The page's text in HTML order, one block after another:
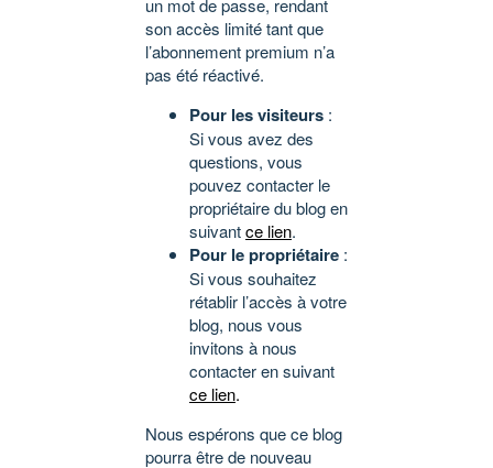
un mot de passe, rendant
son accès limité tant que
l’abonnement premium n’a
pas été réactivé.
Pour les visiteurs :
Si vous avez des
questions, vous
pouvez contacter le
propriétaire du blog en
suivantce lien.
Pour le propriétaire :
Si vous souhaitez
rétablir l’accès à votre
blog, nous vous
invitons à nous
contacter en suivant
ce lien.
Nous espérons que ce blog
pourra être de nouveau